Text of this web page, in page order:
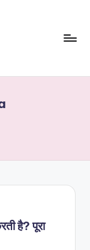
है? पूरा